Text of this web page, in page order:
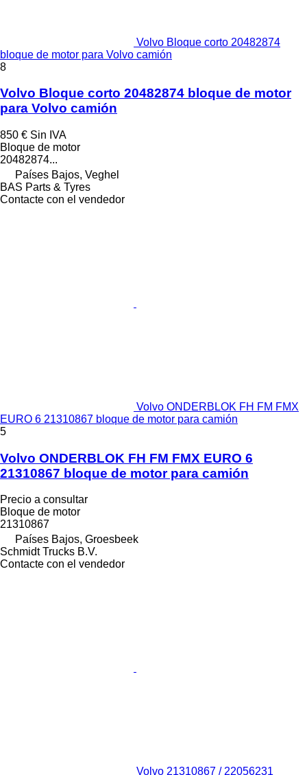
Volvo Bloque corto 20482874
bloque de motor para Volvo camión
8
Volvo Bloque corto 20482874 bloque de motor
para Volvo camión
850 € Sin IVA
Bloque de motor
20482874...
Países Bajos, Veghel
BAS Parts & Tyres
Contacte con el vendedor
Volvo ONDERBLOK FH FM FMX
EURO 6 21310867 bloque de motor para camión
5
Volvo ONDERBLOK FH FM FMX EURO 6
21310867 bloque de motor para camión
Precio a consultar
Bloque de motor
21310867
Países Bajos, Groesbeek
Schmidt Trucks B.V.
Contacte con el vendedor
Volvo 21310867 / 22056231